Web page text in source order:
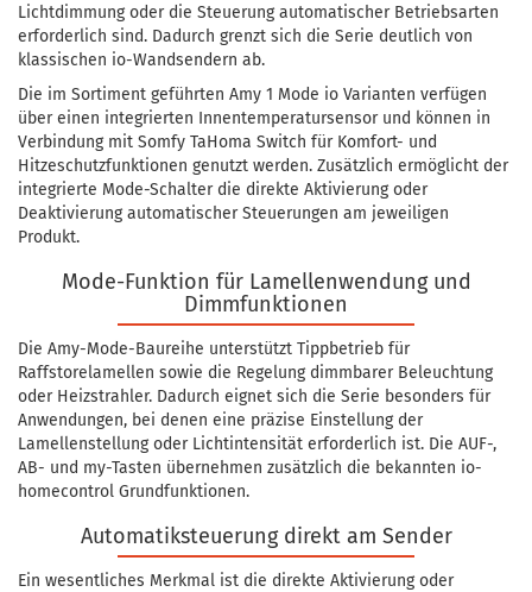
Lichtdimmung oder die Steuerung automatischer Betriebsarten
erforderlich sind. Dadurch grenzt sich die Serie deutlich von
klassischen io-Wandsendern ab.
Die im Sortiment geführten Amy 1 Mode io Varianten verfügen
über einen integrierten Innentemperatursensor und können in
Verbindung mit Somfy TaHoma Switch für Komfort- und
Hitzeschutzfunktionen genutzt werden. Zusätzlich ermöglicht der
integrierte Mode-Schalter die direkte Aktivierung oder
Deaktivierung automatischer Steuerungen am jeweiligen
Produkt.
Mode-Funktion für Lamellenwendung und
Dimmfunktionen
Die Amy-Mode-Baureihe unterstützt Tippbetrieb für
Raffstorelamellen sowie die Regelung dimmbarer Beleuchtung
oder Heizstrahler. Dadurch eignet sich die Serie besonders für
Anwendungen, bei denen eine präzise Einstellung der
Lamellenstellung oder Lichtintensität erforderlich ist. Die AUF-,
AB- und my-Tasten übernehmen zusätzlich die bekannten io-
homecontrol Grundfunktionen.
Automatiksteuerung direkt am Sender
Ein wesentliches Merkmal ist die direkte Aktivierung oder